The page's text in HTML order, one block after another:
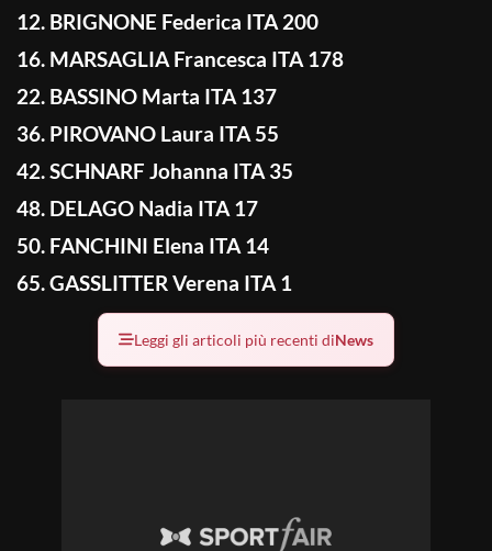
12. BRIGNONE Federica ITA 200
16. MARSAGLIA Francesca ITA 178
22. BASSINO Marta ITA 137
36. PIROVANO Laura ITA 55
42. SCHNARF Johanna ITA 35
48. DELAGO Nadia ITA 17
50. FANCHINI Elena ITA 14
65. GASSLITTER Verena ITA 1
Leggi gli articoli più recenti diNews